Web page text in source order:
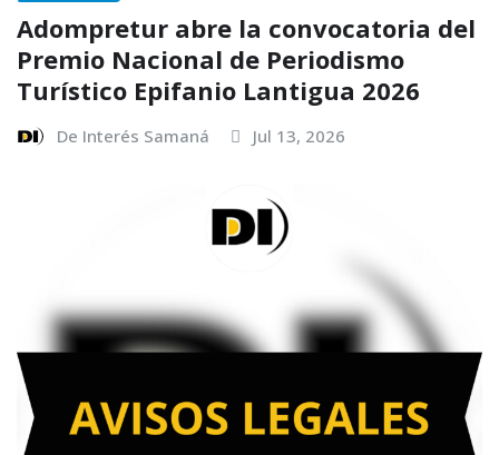
Adompretur abre la convocatoria del
Premio Nacional de Periodismo
Turístico Epifanio Lantigua 2026
De Interés Samaná Jul 13, 2026